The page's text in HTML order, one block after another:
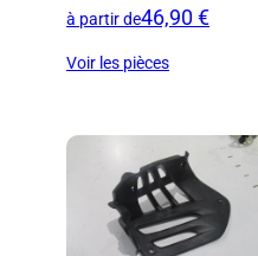
à partir de46,90 €
Voir les pièces